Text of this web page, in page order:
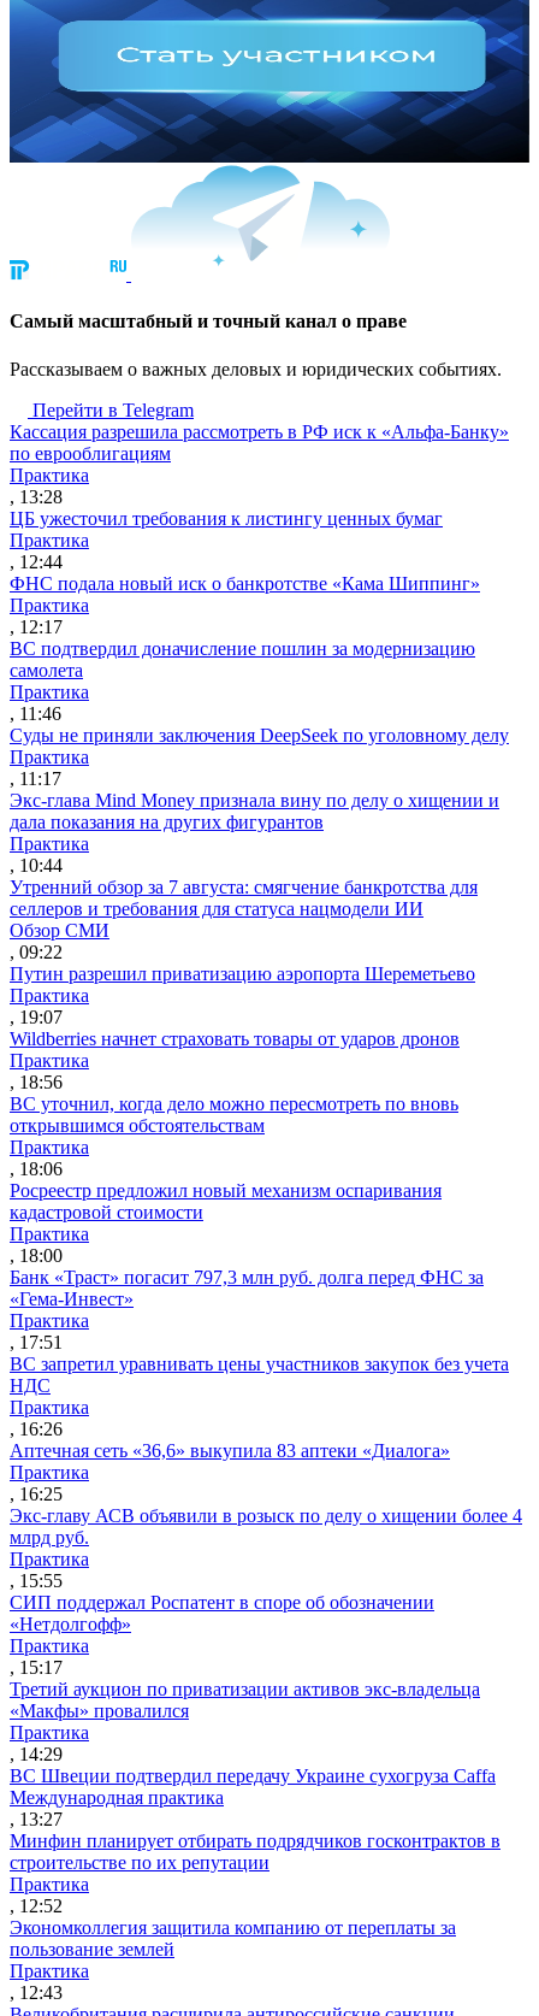
Cамый масштабный и точный канал о праве
Рассказываем о важных деловых и юридических событиях.
Перейти в Telegram
Кассация разрешила рассмотреть в РФ иск к «Альфа-Банку»
по еврооблигациям
Практика
, 13:28
ЦБ ужесточил требования к листингу ценных бумаг
Практика
, 12:44
ФНС подала новый иск о банкротстве «Кама Шиппинг»
Практика
, 12:17
ВС подтвердил доначисление пошлин за модернизацию
самолета
Практика
, 11:46
Суды не приняли заключения DeepSeek по уголовному делу
Практика
, 11:17
Экс-глава Mind Money признала вину по делу о хищении и
дала показания на других фигурантов
Практика
, 10:44
Утренний обзор за 7 августа: смягчение банкротства для
селлеров и требования для статуса нацмодели ИИ
Обзор СМИ
, 09:22
Путин разрешил приватизацию аэропорта Шереметьево
Практика
, 19:07
Wildberries начнет страховать товары от ударов дронов
Практика
, 18:56
ВС уточнил, когда дело можно пересмотреть по вновь
открывшимся обстоятельствам
Практика
, 18:06
Росреестр предложил новый механизм оспаривания
кадастровой стоимости
Практика
, 18:00
Банк «Траст» погасит 797,3 млн руб. долга перед ФНС за
«Гема-Инвест»
Практика
, 17:51
ВС запретил уравнивать цены участников закупок без учета
НДС
Практика
, 16:26
Аптечная сеть «36,6» выкупила 83 аптеки «Диалога»
Практика
, 16:25
Экс-главу АСВ объявили в розыск по делу о хищении более 4
млрд руб.
Практика
, 15:55
СИП поддержал Роспатент в споре об обозначении
«Нетдолгофф»
Практика
, 15:17
Третий аукцион по приватизации активов экс-владельца
«Макфы» провалился
Практика
, 14:29
ВС Швеции подтвердил передачу Украине сухогруза Caffa
Международная практика
, 13:27
Минфин планирует отбирать подрядчиков госконтрактов в
строительстве по их репутации
Практика
, 12:52
Экономколлегия защитила компанию от переплаты за
пользование землей
Практика
, 12:43